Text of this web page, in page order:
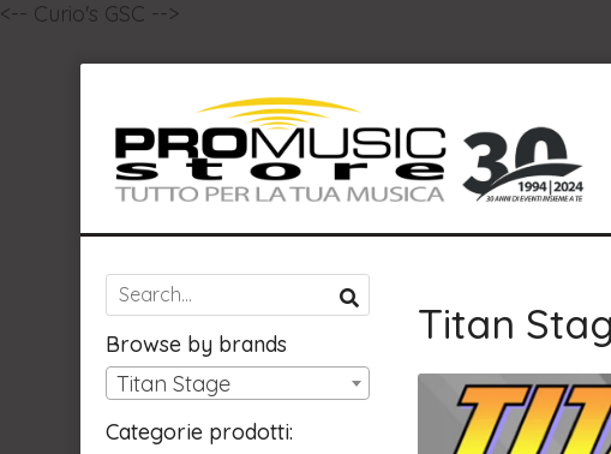
<-- Curio's GSC -->
Titan
Browse by brands
Titan Stage
Categorie prodotti: